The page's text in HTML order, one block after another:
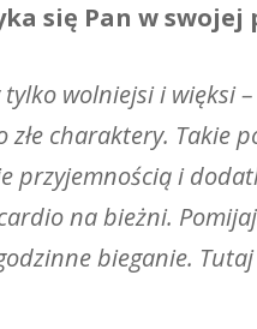
się Pan w swojej
wolniejsi i więksi
charaktery.
przyjemnością i
na bieżni.
bieganie.